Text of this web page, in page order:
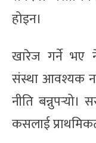
होइन।
खारेज गर्ने भए
संस्था आवश्यक
नीति
कसलाई